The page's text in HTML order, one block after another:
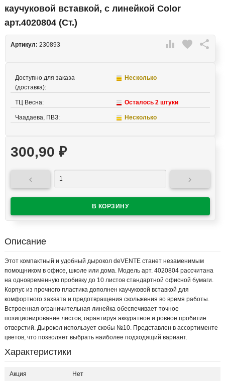
каучуковой вставкой, с линейкой Color
арт.4020804 (Ст.)
 favorite 
Артикул: 230893
Доступно для заказа
(доставка):
Несколько
ТЦ Весна: Осталось 2 штуки
Чаадаева, ПВЗ: Несколько
300,90 ₽
 
Описание
Этот компактный и удобный дырокол deVENTE станет незаменимым
помощником в офисе, школе или дома. Модель арт. 4020804 рассчитана
на одновременную пробивку до 10 листов стандартной офисной бумаги.
Корпус из прочного пластика дополнен каучуковой вставкой для
комфортного захвата и предотвращения скольжения во время работы.
Встроенная ограничительная линейка обеспечивает точное
позиционирование листов, гарантируя аккуратное и ровное пробитие
отверстий. Дырокол использует скобы №10. Представлен в ассортименте
цветов, что позволяет выбрать наиболее подходящий вариант.
Характеристики
Акция Нет